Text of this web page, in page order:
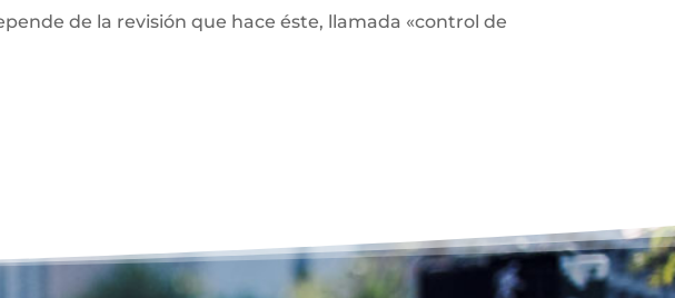
de la revisión que hace éste, llamada «control de